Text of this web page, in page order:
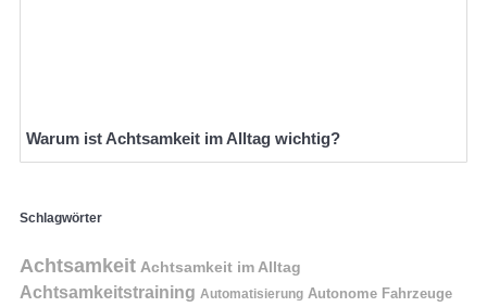
Warum ist Achtsamkeit im Alltag wichtig?
Schlagwörter
Achtsamkeit Achtsamkeit im Alltag
Achtsamkeitstraining Automatisierung Autonome Fahrzeuge